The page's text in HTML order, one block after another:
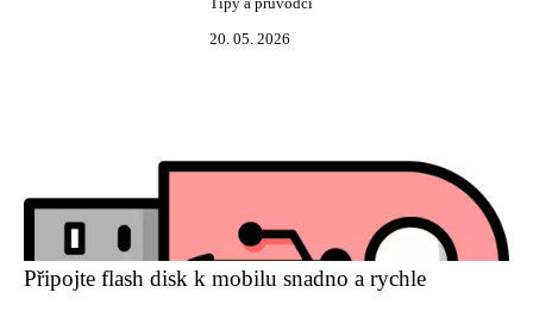
Tipy a průvodci
20. 05. 2026
Připojte flash disk k mobilu snadno a rychle